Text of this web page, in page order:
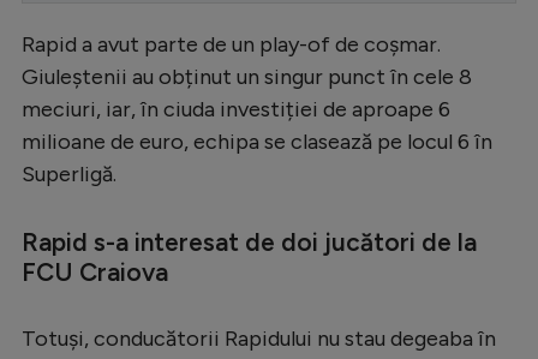
LaLiga
Serie A
Bundesliga
Campionate
Starurile fotbalului
EURO 2024
Rapid a avut parte de un play-of de coșmar.
Giuleștenii au obținut un singur punct în cele 8
meciuri, iar, în ciuda investiției de aproape 6
milioane de euro, echipa se clasează pe locul 6 în
Superligă.
Rapid s-a interesat de doi jucători de la
FCU Craiova
Totuși, conducătorii Rapidului nu stau degeaba în